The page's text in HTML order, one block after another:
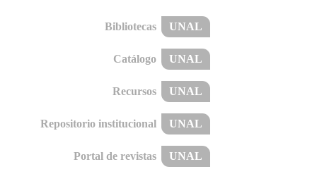
Bibliotecas UNAL
Catálogo UNAL
Recursos UNAL
Repositorio institucional UNAL
Portal de revistas UNAL